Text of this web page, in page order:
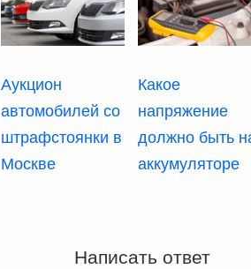
Аукцион
автомобилей со
штрафстоянки в
Москве
Какое
напряжение
должно быть
аккумуляторе
Написать ответ